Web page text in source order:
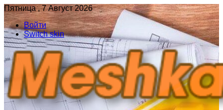
Пятница , 7 Август 2026
Войти
Switch skin